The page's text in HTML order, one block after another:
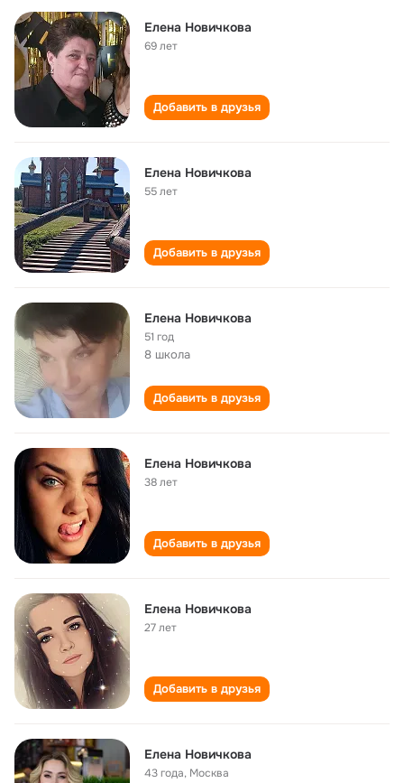
Елена Новичкова
69 лет
Добавить в друзья
Елена Новичкова
55 лет
Добавить в друзья
Елена Новичкова
51 год
8 школа
Добавить в друзья
Елена Новичкова
38 лет
Добавить в друзья
Елена Новичкова
27 лет
Добавить в друзья
Елена Новичкова
43 года, Москва